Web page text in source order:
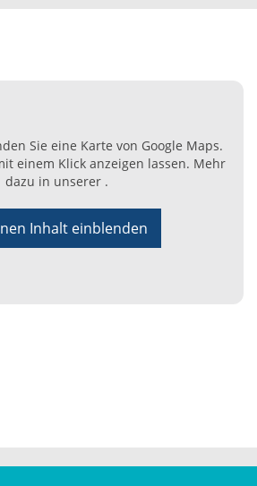
Sie eine Karte von Google Maps.
einem Klick anzeigen lassen. Mehr
dazu in unserer .
Inhalt einblenden